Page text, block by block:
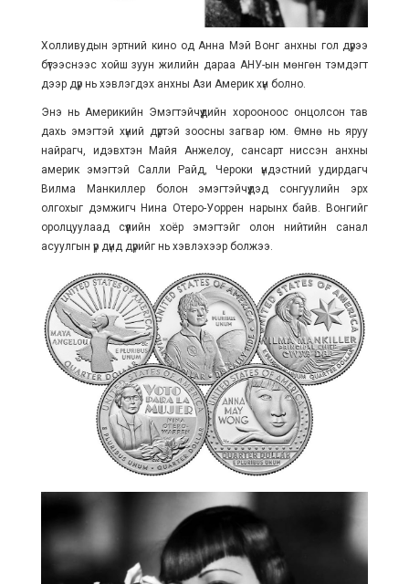
Холливудын эртний кино од Анна Мэй Вонг анхны гол дүрээ
бүтээснээс хойш зуун жилийн дараа АНУ-ын мөнгөн тэмдэгт
дээр дүр нь хэвлэгдэх анхны Ази Америк хүн болно.
Энэ нь Америкийн Эмэгтэйчүүдийн хорооноос онцолсон тав
дахь эмэгтэй хүний дүртэй зоосны загвар юм. Өмнө нь яруу
найрагч, идэвхтэн Майя Анжелоу, сансарт ниссэн анхны
америк эмэгтэй Салли Райд, Чероки үндэстний удирдагч
Вилма Манкиллер болон эмэгтэйчүүдэд сонгуулийн эрх
олгохыг дэмжигч Нина Отеро-Уоррен нарынх байв. Вонгийг
оролцуулаад сүүлийн хоёр эмэгтэйг олон нийтийн санал
асуулгын үр дүнд дүрийг нь хэвлэхээр болжээ.